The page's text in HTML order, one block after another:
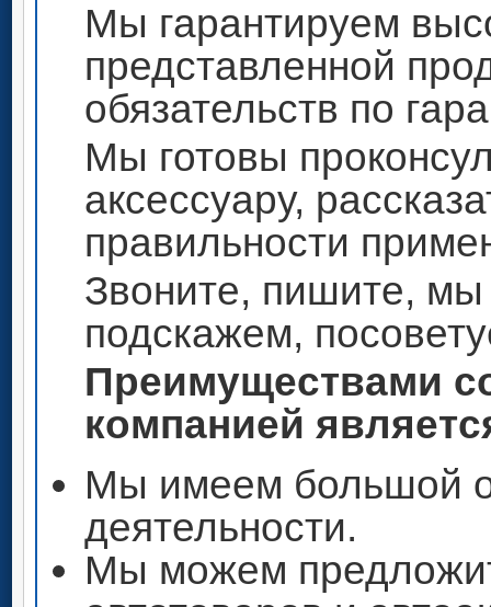
Мы гарантируем
представленной
обязательств по
Мы готовы
аксессуару,
правильности
Звоните, пишите, мы
подскажем,
Преимуществами
компанией
Мы имеем большой
деятельности.
Мы можем